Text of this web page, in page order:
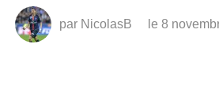
par NicolasB le 8